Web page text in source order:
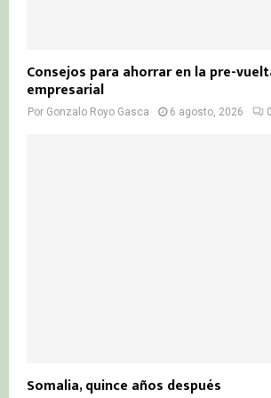
Consejos para ahorrar en la pre-
empresarial
Por Gonzalo Royo Gasca 6 agosto, 2026 0
Somalia, quince años después